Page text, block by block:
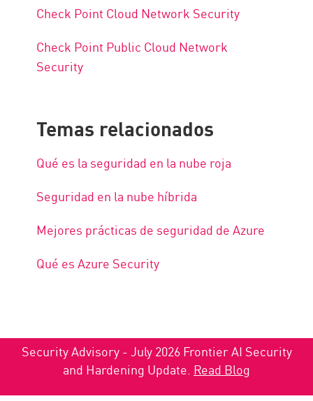
Check Point Cloud Network Security
Check Point Public Cloud Network
Security
Temas relacionados
Qué es la seguridad en la nube roja
Seguridad en la nube híbrida
Mejores prácticas de seguridad de Azure
Qué es Azure Security
Security Advisory - July 2026 Frontier AI Security
and Hardening Update. Read Blog